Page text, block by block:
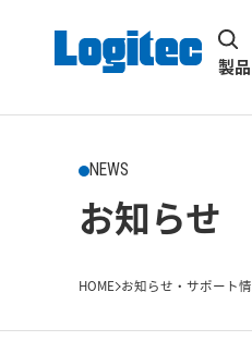
製
NEWS
お知らせ
HOME お知らせ・サポート